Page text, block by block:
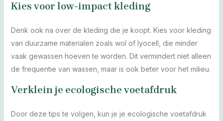
Kies voor low-impact kleding
Denk ook na over de kleding die je koopt. Kies voor kleding
van duurzame materialen zoals wol of lyocell, die minder
vaak gewassen hoeven te worden. Dit vermindert niet alleen
de frequentie van wassen, maar is ook beter voor het milieu.
Verklein je ecologische voetafdruk
Door deze tips te volgen, kun je je ecologische voetafdruk